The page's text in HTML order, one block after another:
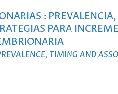
: PREVALENCIA,
PARA
TIMING AND